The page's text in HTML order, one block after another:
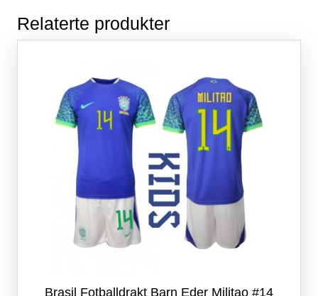
Relaterte produkter
Brasil Fotballdrakt Barn Eder Militao #14